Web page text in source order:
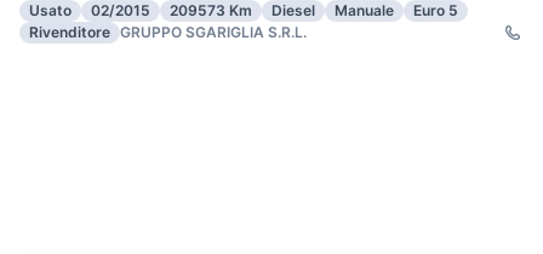
Usato
02/2015 209573 Km Diesel Manuale
Euro 5
Rivenditore GRUPPO SGARIGLIA S.R.L.